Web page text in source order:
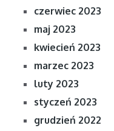
czerwiec 2023
maj 2023
kwiecień 2023
marzec 2023
luty 2023
styczeń 2023
grudzień 2022